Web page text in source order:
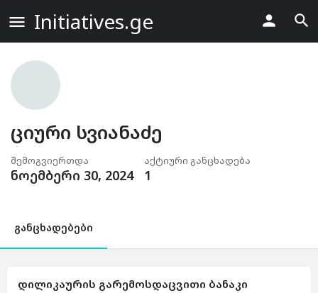
Initiatives.ge
ციური სვიანაძე
შემოგვიერთდა
ნოემბერი 30, 2024
აქტიური განცხადება
1
განცხადებები
დილიკაურის გარემოსდაცვითი ბანაკი